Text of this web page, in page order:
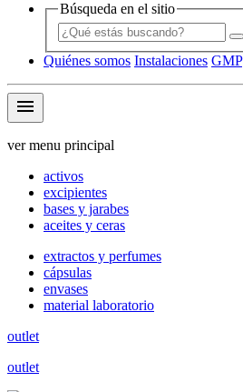
Búsqueda en el sitio
Quiénes somos Instalaciones GMP
menu
ver menu principal
activos
excipientes
bases y jarabes
aceites y ceras
extractos y perfumes
cápsulas
envases
material laboratorio
outlet
outlet